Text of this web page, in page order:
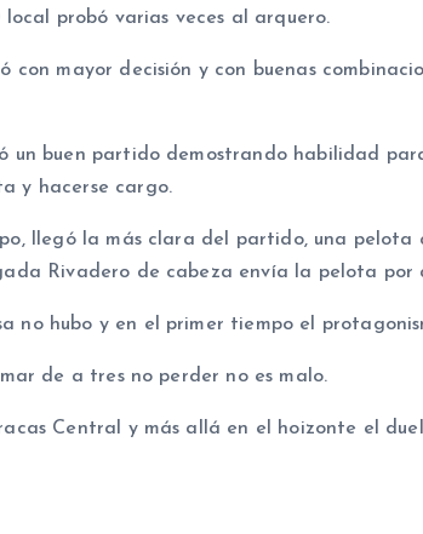
probó varias veces al arquero.
mayor decisión y con buenas
un buen partido demostrando habilidad
y hacerse cargo.
llegó la más clara del partido, una pelota
Rivadero de cabeza envía la pelota por
no hubo y en el primer tiempo el
de a tres no perder no es malo.
Central y más allá en el hoizonte el